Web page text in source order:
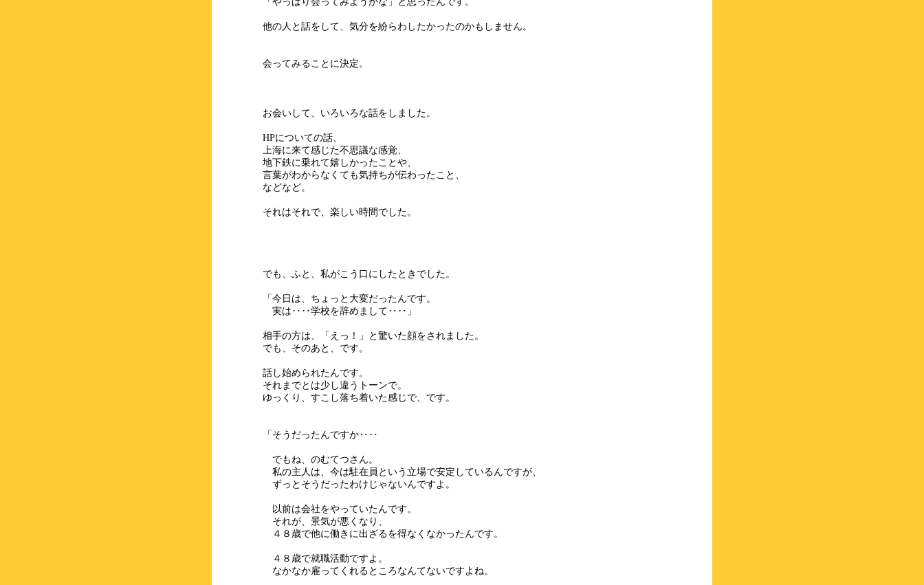
他の人と話をして、気分を紛らわしたかったのかもしません。
会ってみることに決定。
お会いして、いろいろな話をしました。
HPについての話、
上海に来て感じた不思議な感覚、
地下鉄に乗れて嬉しかったことや、
言葉がわからなくても気持ちが伝わったこと、
などなど。
それはそれで、楽しい時間でした。
でも、ふと、私がこう口にしたときでした。
「今日は、ちょっと大変だったんです。
実は‥‥学校を辞めまして‥‥」
相手の方は、「えっ！」と驚いた顔をされました。
でも、そのあと、です。
話し始められたんです。
それまでとは少し違うトーンで。
ゆっくり、すこし落ち着いた感じで、です。
「そうだったんですか‥‥
でもね、のむてつさん。
私の主人は、今は駐在員という立場で安定しているんですが、
ずっとそうだったわけじゃないんですよ。
以前は会社をやっていたんです。
それが、景気が悪くなり、
４８歳で他に働きに出ざるを得なくなかったんです。
４８歳で就職活動ですよ。
なかなか雇ってくれるところなんてないですよね。